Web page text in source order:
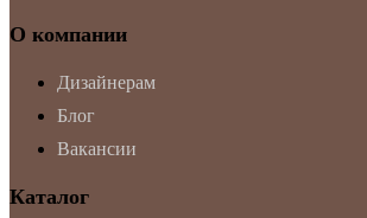
О компании
Дизайнерам
Блог
Вакансии
Каталог